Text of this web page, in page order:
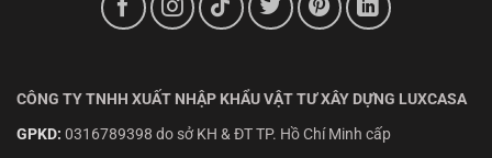
CÔNG TY TNHH XUẤT NHẬP KHẨU VẬT TƯ XÂY DỰNG LUXCASA
GPKD: 0316789398 do sở KH & ĐT TP. Hồ Chí Minh cấp